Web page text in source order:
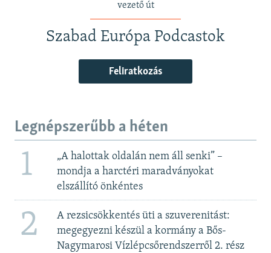
vezető út
Szabad Európa Podcastok
Feliratkozás
Legnépszerűbb a héten
1
„A halottak oldalán nem áll senki” –
mondja a harctéri maradványokat
elszállító önkéntes
2
A rezsicsökkentés üti a szuverenitást:
megegyezni készül a kormány a Bős-
Nagymarosi Vízlépcsőrendszerről 2. rész